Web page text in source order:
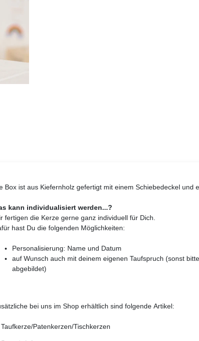
Box ist aus Kiefernholz gefertigt mit einem Schiebedeckel und
kann individualisiert werden...?
fertigen die Kerze gerne ganz individuell für Dich.
hast Du die folgenden Möglichkeiten:
Personalisierung: Name und Datum
auf Wunsch auch mit deinem eigenen Taufspruch (sonst
abgebildet)
bei uns im Shop erhältlich sind folgende Artikel:
Taufkerze/Patenkerzen/Tischkerzen